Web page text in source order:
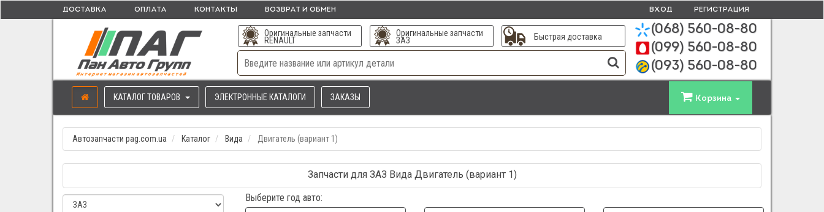
ДОСТАВКА ОПЛАТА КОНТАКТЫ ВОЗВРАТ И ОБМЕН ВХОД РЕГИСТРАЦИЯ
Оригинальные запчасти
RENAULT
Оригинальные запчасти
ЗАЗ Быстрая доставка (068) 560-08-80
(099) 560-08-80
(093) 560-08-80
КАТАЛОГ ТОВАРОВ ЭЛЕКТРОННЫЕ КАТАЛОГИ ЗАКАЗЫ Корзина
Автозапчасти pag.com.ua Каталог Вида Двигатель (вариант 1)
Запчасти для ЗАЗ Вида Двигатель (вариант 1)
Выберите год авто: